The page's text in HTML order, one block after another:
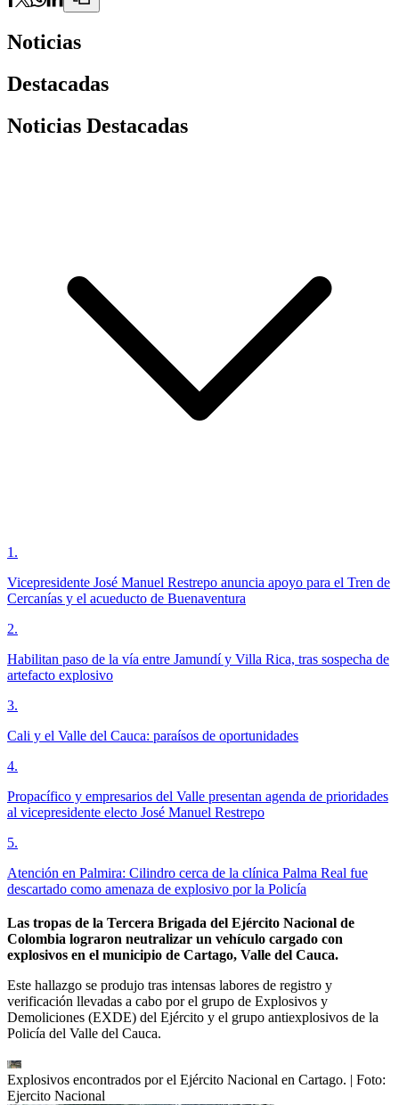
Noticias
Destacadas
Noticias Destacadas
1 .
Vicepresidente José Manuel Restrepo anuncia apoyo para el Tren de
Cercanías y el acueducto de Buenaventura
2.
Habilitan paso de la vía entre Jamundí y Villa Rica, tras sospecha de
artefacto explosivo
3.
Cali y el Valle del Cauca: paraísos de oportunidades
4.
Propacífico y empresarios del Valle presentan agenda de prioridades
al vicepresidente electo José Manuel Restrepo
5.
Atención en Palmira: Cilindro cerca de la clínica Palma Real fue
descartado como amenaza de explosivo por la Policía
Las tropas de la Tercera Brigada del Ejército Nacional de
Colombia lograron neutralizar un vehículo cargado con
explosivos en el municipio de Cartago, Valle del Cauca.
Este hallazgo se produjo tras intensas labores de registro y
verificación llevadas a cabo por el grupo de Explosivos y
Demoliciones (EXDE) del Ejército y el grupo antiexplosivos de la
Policía del Valle del Cauca.
Explosivos encontrados por el Ejército Nacional en Cartago. | Foto:
Ejercito Nacional